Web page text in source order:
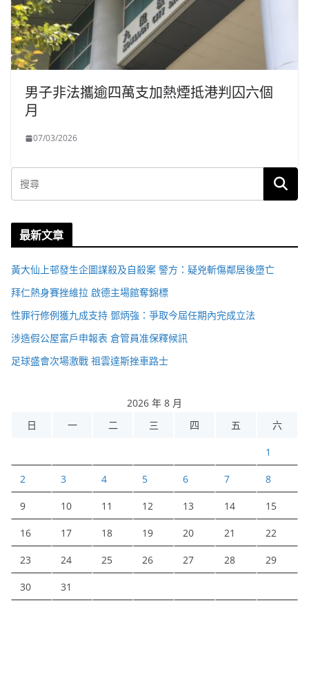
男子非法攜逾四萬支加熱煙抵港判囚六個
月
07/03/2026
最新文章
黃大仙上邨發生企圖謀殺及自殺案 警方：疑兇斬傷鄰居後墮亡
拜仁熱身賽挫維拉 啟德主場館奪錦標
性罪行修例獲九成支持 鄧炳強：爭取今屆任期內完成立法
涉造假公屋富戶申報表 倉管員准保釋候訊
足球盛會次場激戰 祖雲達斯挫車路士
2026 年 8 月
日
一 二 三 四 五 六
1
2 3 4 5 6 7 8
9 10 11 12 13 14 15
16 17 18 19 20 21 22
23 24 25 26 27 28 29
30 31